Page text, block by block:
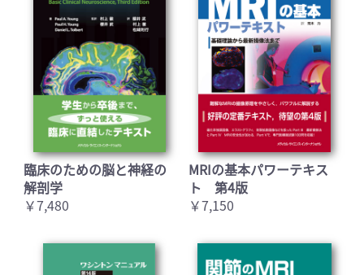
臨床のための脳と神経の
解剖学
￥7,480
MRIの基本パワーテキス
ト 第4版
￥7,150